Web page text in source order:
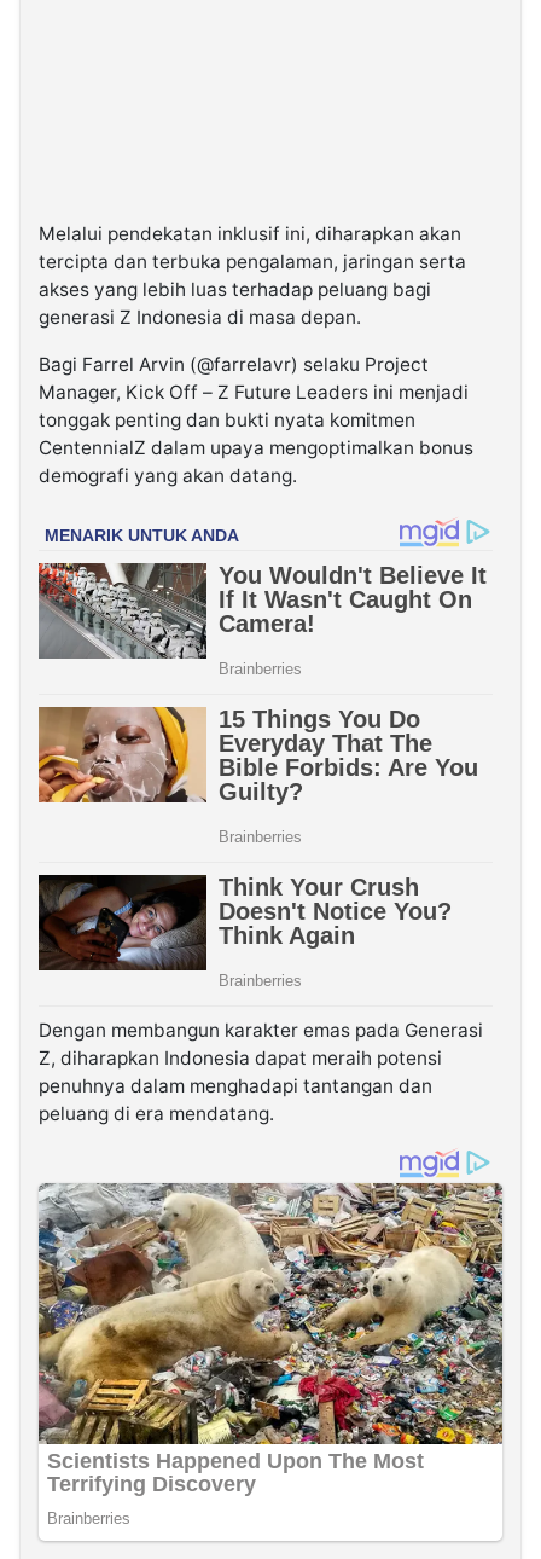
Melalui pendekatan inklusif ini, diharapkan akan
tercipta dan terbuka pengalaman, jaringan serta
akses yang lebih luas terhadap peluang bagi
generasi Z Indonesia di masa depan.
Bagi Farrel Arvin (@farrelavr) selaku Project
Manager, Kick Off – Z Future Leaders ini menjadi
tonggak penting dan bukti nyata komitmen
CentennialZ dalam upaya mengoptimalkan bonus
demografi yang akan datang.
Dengan membangun karakter emas pada Generasi
Z, diharapkan Indonesia dapat meraih potensi
penuhnya dalam menghadapi tantangan dan
peluang di era mendatang.